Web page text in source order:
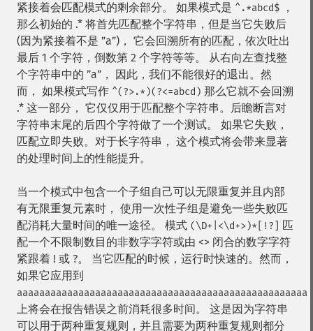
紧接着会匹配模式的剩余部分。 如果模式是 ^.*abcd$ ，
那么初始的 .* 将首先匹配整个字符串，但是当它失败后
(因为紧接着不是 ”a”)， 它会回溯所有的匹配，依次吐出
最后 1 个字符，倒数第 2 个字符等等。 从右向左查找整
个字符串中的 ”a”， 因此，我们不能很好的退出。然
而， 如果模式写作 ^(?>.*)(?<=abcd) 那么它就不会回溯
.* 这一部分， 它仅仅用于匹配整个字符串。后瞻断言对
字符串末尾的后四个字符做了一个测试。 如果它失败，
匹配立即失败。对于长字符串， 这个模式将会带来显著
的处理时间上的性能提升。
当一个模式中包含一个子组自己可以无限重复并且内部
有无限重复元素时， 使用一次性子组是避免一些失败匹
配消耗大量时间的唯一途径。 模式 (\D+|<\d+>)*[!?]
匹
配一个不限制数目的非数字字符或由 <> 闭合的数字字符
紧跟着 ! 或 ?。 当它匹配的时候，运行时快速的。然而，
如果它应用到
aaaaaaaaaaaaaaaaaaaaaaaaaaaaaaaaaaaaaaaaaaaaaaaaaaaa
上将会在报告错误之前消耗很多时间。 这是因为字符串
可以用于两种重复规则，并且需要为两种重复规则都分